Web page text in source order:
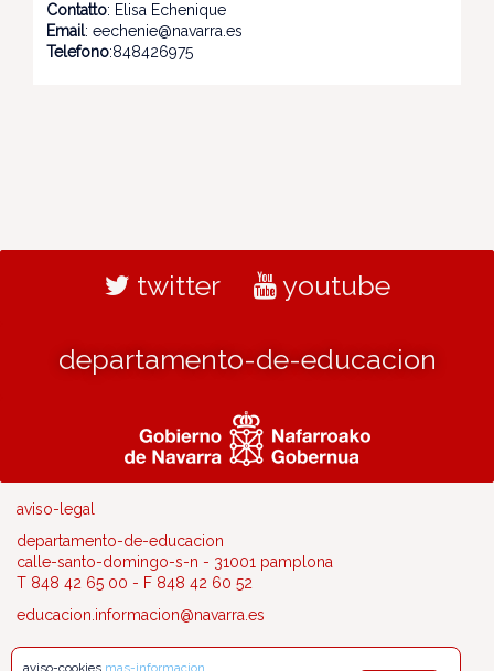
Contatto: Elisa Echenique
Email: eechenie@navarra.es
Telefono:848426975
twitter youtube
departamento-de-educacion
aviso-legal
departamento-de-educacion
calle-santo-domingo-s-n - 31001 pamplona
T 848 42 65 00 - F 848 42 60 52
educacion.informacion@navarra.es
aviso-cookies mas-informacion